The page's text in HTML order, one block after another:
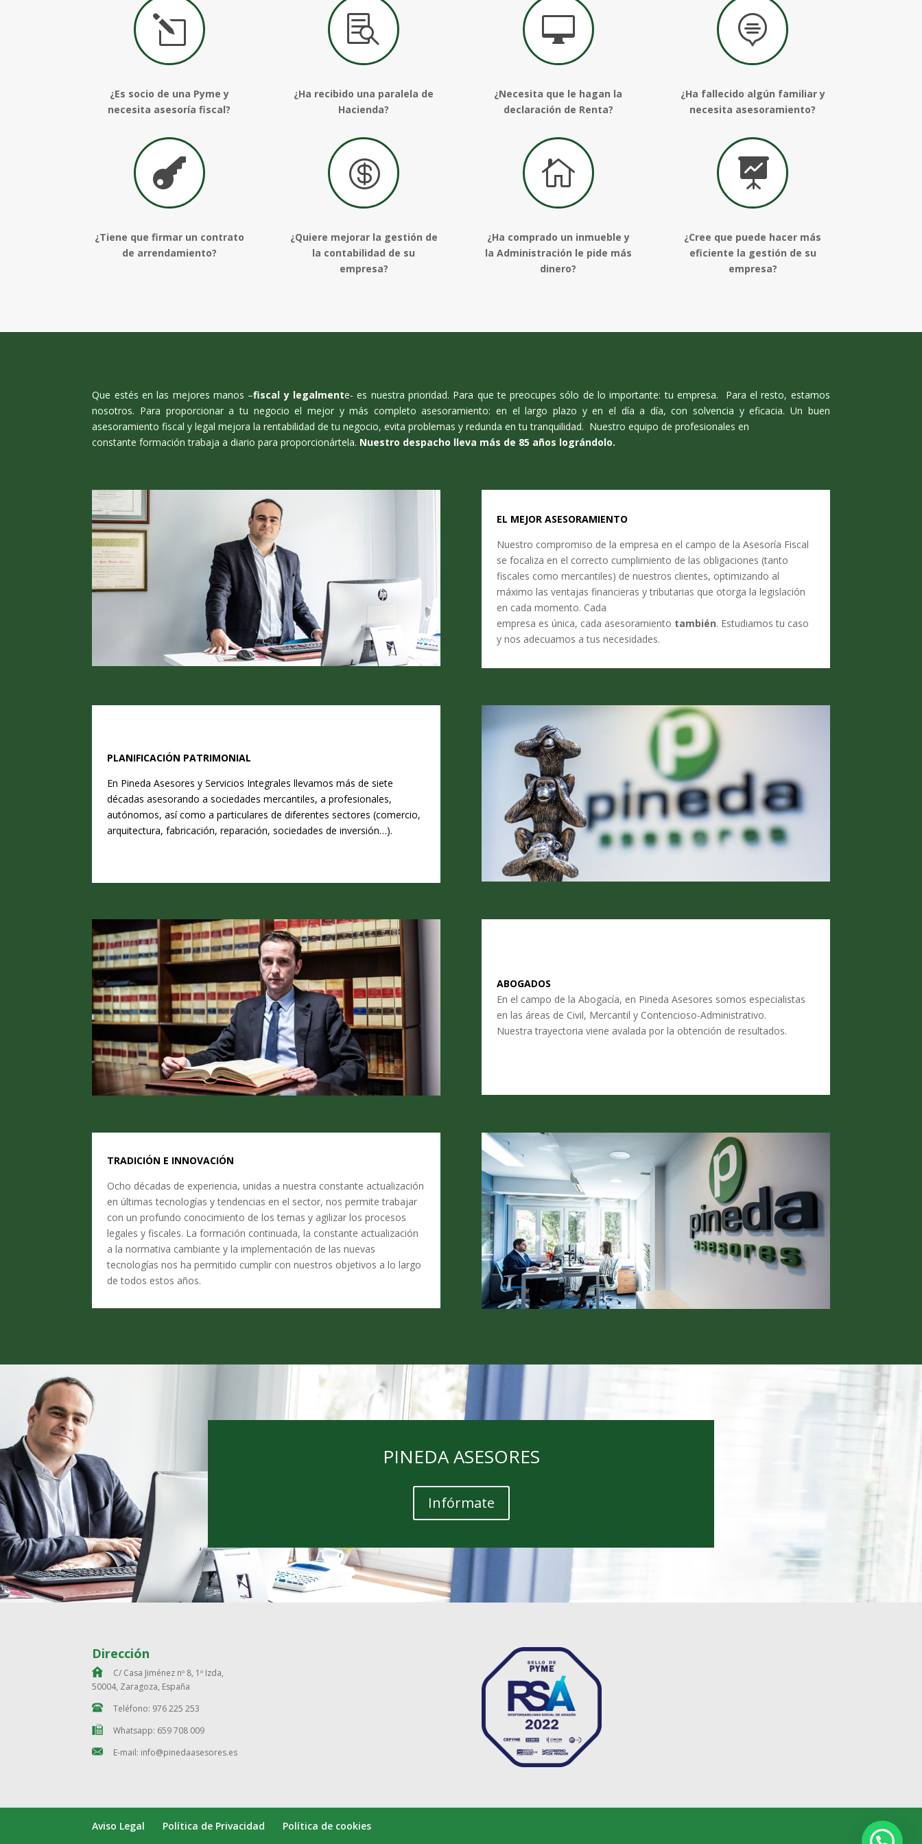
l
¿Es socio de una Pyme y
necesita asesoría fiscal?

¿Tiene que firmar un contrato
de arrendamiento?

¿Ha recibido una paralela de
Hacienda?

¿Quiere mejorar la gestión de
la contabilidad de su
empresa?

¿Necesita que le hagan la
declaración de Renta?

¿Ha comprado un inmueble y
la Administración le pide más
dinero?

¿Ha fallecido algún familiar y
necesita asesoramiento?

¿Cree que puede hacer más
eficiente la gestión de su
empresa?
Que estés en las mejores manos –fiscal y legalmente- es nuestra prioridad. Para que te preocupes sólo de lo importante: tu empresa. Para el resto, estamos
nosotros. Para proporcionar a tu negocio el mejor y más completo asesoramiento: en el largo plazo y en el día a día, con solvencia y eficacia. Un buen
asesoramiento fiscal y legal mejora la rentabilidad de tu negocio, evita problemas y redunda en tu tranquilidad. Nuestro equipo de profesionales en
constante formación trabaja a diario para proporcionártela. Nuestro despacho lleva más de 85 años lográndolo.
EL MEJOR ASESORAMIENTO
Nuestro compromiso de la empresa en el campo de la Asesoría Fiscal
se focaliza en el correcto cumplimiento de las obligaciones (tanto
fiscales como mercantiles) de nuestros clientes, optimizando al
máximo las ventajas financieras y tributarias que otorga la legislación
en cada momento. Cada
empresa es única, cada asesoramiento también. Estudiamos tu caso
y nos adecuamos a tus necesidades.
PLANIFICACIÓN PATRIMONIAL
En Pineda Asesores y Servicios Integrales llevamos más de siete
décadas asesorando a sociedades mercantiles, a profesionales,
autónomos, así como a particulares de diferentes sectores (comercio,
arquitectura, fabricación, reparación, sociedades de inversión…).
ABOGADOS
En el campo de la Abogacía, en Pineda Asesores somos especialistas
en las áreas de Civil, Mercantil y Contencioso-Administrativo.
Nuestra trayectoria viene avalada por la obtención de resultados.
TRADICIÓN E INNOVACIÓN
Ocho décadas de experiencia, unidas a nuestra constante actualización
en últimas tecnologías y tendencias en el sector, nos permite trabajar
con un profundo conocimiento de los temas y agilizar los procesos
legales y fiscales. La formación continuada, la constante actualización
a la normativa cambiante y la implementación de las nuevas
tecnologías nos ha permitido cumplir con nuestros objetivos a lo largo
de todos estos años.
PINEDA ASESORES
Infórmate
Dirección
C/ Casa Jiménez nº 8, 1º Izda,
50004, Zaragoza, España
Teléfono: 976 225 253
Whatsapp: 659 708 009
E-mail: info@pinedaasesores.es
Aviso Legal Política de Privacidad Política de cookies